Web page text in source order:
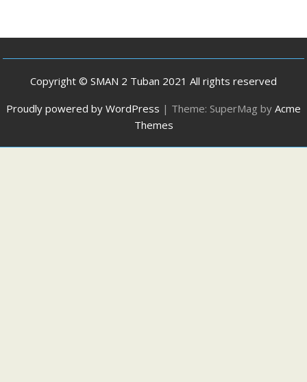
Copyright © SMAN 2 Tuban 2021 All rights reserved
Proudly powered by WordPress | Theme: SuperMag by Acme
Themes